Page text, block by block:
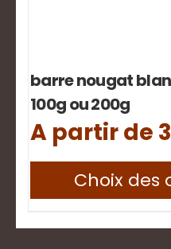
barre nougat
100g ou 200g
A partir de
Choix des
a
variations.